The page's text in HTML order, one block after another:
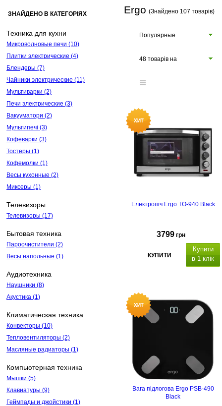
ЗНАЙДЕНО В КАТЕГОРІЯХ
Техника для кухни
Микроволновые печи (10)
Плитки электрические (4)
Блендеры (7)
Чайники электрические (11)
Мультиварки (2)
Печи электрические (3)
Вакууматори (2)
Мультипечі (3)
Кофеварки (3)
Тостеры (1)
Кофемолки (1)
Весы кухонные (2)
Миксеры (1)
Телевизоры
Телевизоры (17)
Бытовая техника
Пароочистители (2)
Весы напольные (1)
Аудиотехника
Наушники (8)
Акустика (1)
Климатическая техника
Конвекторы (10)
Тепловентиляторы (2)
Масляные радиаторы (1)
Компьютерная техника
Мышки (5)
Клавиатуры (9)
Геймпады и джойстики (1)
Ergo (Знайдено 107 товарів)
Популярные
48 товарів на
Електропіч Ergo TO-940 Black
3799 грн
КУПИТИ
Купити
в 1 клік
Вага підлогова Ergo PSB-490
Black